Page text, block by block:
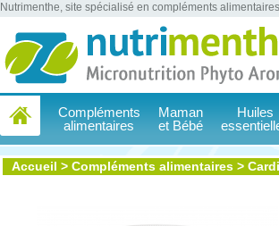
Nutrimenthe, site spécialisé en compléments
Compléments
alimentaires
Maman
et Bébé
Huiles
Accueil > Compléments alimentaires >